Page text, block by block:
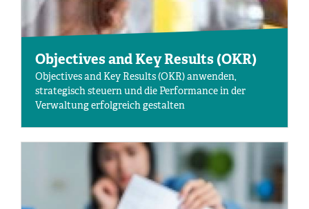
Objectives and Key Results (OKR)
Objectives and Key Results (OKR) anwenden,
strategisch steuern und die Performance in der
Verwaltung erfolgreich gestalten